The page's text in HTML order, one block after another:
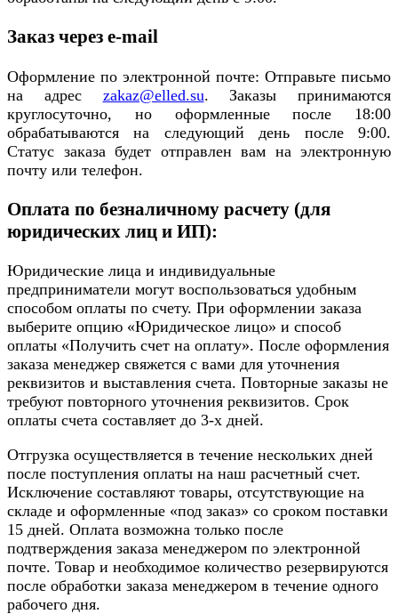
Заказ через e-mail
Оформление по электронной почте: Отправьте письмо
на адрес zakaz@elled.su. Заказы принимаются
круглосуточно, но оформленные после 18:00
обрабатываются на следующий день после 9:00.
Статус заказа будет отправлен вам на электронную
почту или телефон.
Оплата по безналичному расчету (для
юридических лиц и ИП):
Юридические лица и индивидуальные
предприниматели могут воспользоваться удобным
способом оплаты по счету. При оформлении заказа
выберите опцию «Юридическое лицо» и способ
оплаты «Получить счет на оплату». После оформления
заказа менеджер свяжется с вами для уточнения
реквизитов и выставления счета. Повторные заказы не
требуют повторного уточнения реквизитов. Срок
оплаты счета составляет до 3-х дней.
Отгрузка осуществляется в течение нескольких дней
после поступления оплаты на наш расчетный счет.
Исключение составляют товары, отсутствующие на
складе и оформленные «под заказ» со сроком поставки
15 дней. Оплата возможна только после
подтверждения заказа менеджером по электронной
почте. Товар и необходимое количество резервируются
после обработки заказа менеджером в течение одного
рабочего дня.